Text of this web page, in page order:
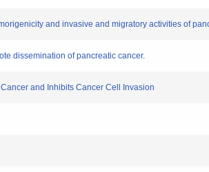
and invasive and migratory activities of
dissemination of pancreatic cancer.
and Inhibits Cancer Cell Invasion